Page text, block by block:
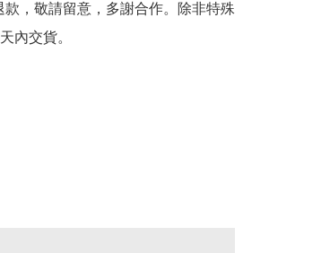
，敬請留意，多謝合作。除非特殊
內交貨。